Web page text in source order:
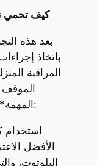
كيف تحمي نفسك من اختراق الكاميرات الذكية؟
بعد هذه
باتخاذ
المراقبة
الموقف
المهمة** لحماية خصوصيتك وأمانك الرقمي:
الأفضل
البلوتوث،